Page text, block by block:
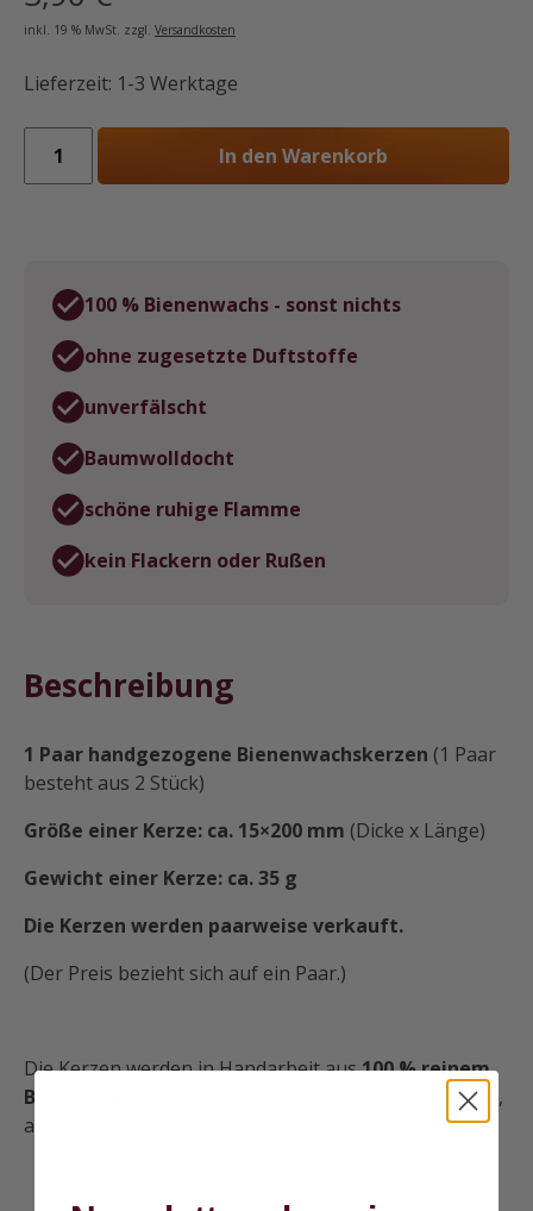
inkl. 19 % MwSt. zzgl. Versandkosten
Lieferzeit: 1-3 Werktage
handgezogene
Bienenwachskerzen
mm
(z3)
Menge
In den Warenkorb
100 % Bienenwachs - sonst nichts
ohne zugesetzte Duftstoffe
unverfälscht
Baumwolldocht
schöne ruhige Flamme
kein Flackern oder Rußen
Beschreibung
1 Paar handgezogene Bienenwachskerzen (1 Paar
besteht aus 2 Stück)
Größe einer Kerze: ca. 15×200 mm (Dicke x Länge)
Gewicht einer Kerze: ca. 35 g
Die Kerzen werden paarweise verkauft.
(Der Preis bezieht sich auf ein Paar.)
Die Kerzen werden in Handarbeit aus100 % reinem
Bienenwachs
hergestellt. Es ist sehr schönes, gelbes,
aromatisch duftendes Bienenwachs.